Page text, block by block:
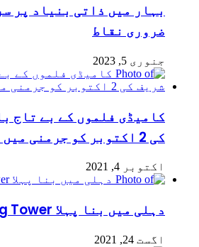
بہار میں ذاتی بنیاد پر
ضروری نقاط
جنوری 5, 2023
کامیڈی فلموں کے بے تاج
کی 2 اکتوبر کو جرمنی میں وفات
اکتوبر 4, 2021
دہلی میں بنا پہلا Smog Tower
اگست 24, 2021